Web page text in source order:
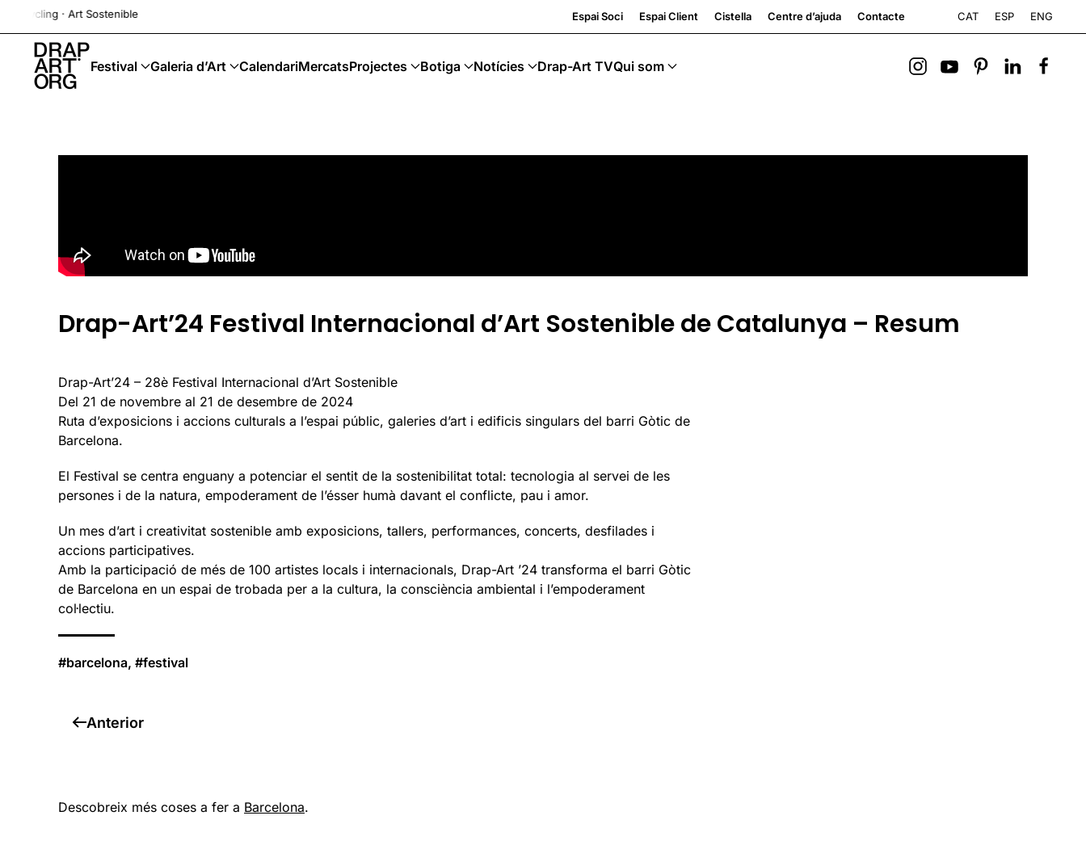
Skip to main content
Art Sostenible Espai Soci Espai Client Cistella Centre d’ajuda Contacte CAT ESP ENG
Festival Galeria d’Art CalendariMercatsProjectes Botiga Notícies Drap-Art TVQui som
Drap-Art’24 Festival Internacional d’Art Sostenible de Catalunya – Resum
Drap-Art’24 – 28è Festival Internacional d’Art Sostenible
Del 21 de novembre al 21 de desembre de 2024
Ruta d’exposicions i accions culturals a l’espai públic, galeries d’art i edificis singulars del barri Gòtic de
Barcelona.
El Festival se centra enguany a potenciar el sentit de la sostenibilitat total: tecnologia al servei de les
persones i de la natura, empoderament de l’ésser humà davant el conflicte, pau i amor.
Un mes d’art i creativitat sostenible amb exposicions, tallers, performances, concerts, desfilades i
accions participatives.
Amb la participació de més de 100 artistes locals i internacionals, Drap-Art ’24 transforma el barri Gòtic
de Barcelona en un espai de trobada per a la cultura, la consciència ambiental i l’empoderament
col·lectiu.
#barcelona, #festival
Anterior
Descobreix més coses a fer a Barcelona.